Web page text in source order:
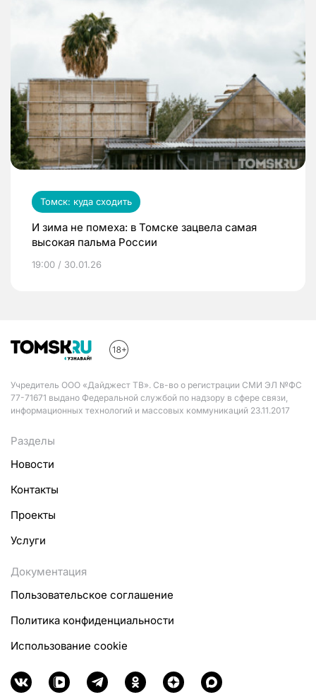
Томск: куда сходить
И зима не помеха: в Томске зацвела самая
высокая пальма России
19:00 / 30.01.26
Учредитель ООО «Дайджест ТВ». Св-во о регистрации СМИ ЭЛ №ФС
77-71671 выдано Федеральной службой по надзору в сфере связи,
информационных технологий и массовых коммуникаций 23.11.2017
Разделы
Новости
Контакты
Проекты
Услуги
Документация
Пользовательское соглашение
Политика конфиденциальности
Использование cookie